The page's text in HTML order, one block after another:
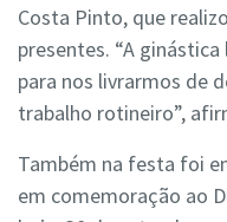
Costa Pinto, que
presentes. “A
para nos livrarmos de
trabalho rotineiro”,
Também na festa foi
em comemoração ao